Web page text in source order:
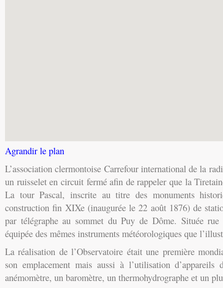
Agrandir le plan
L’association clermontoise Carrefour international de la
un ruisselet en circuit fermé afin de rappeler que la
La tour Pascal, inscrite au titre des monuments
construction fin XIXe (inaugurée le 22 août 1876) de
par télégraphe au sommet du Puy de Dôme. Située rue
équipée des mêmes instruments météorologiques que
La réalisation de l’Observatoire était une première
son emplacement mais aussi à l’utilisation
anémomètre, un baromètre, un thermohydrographe et un